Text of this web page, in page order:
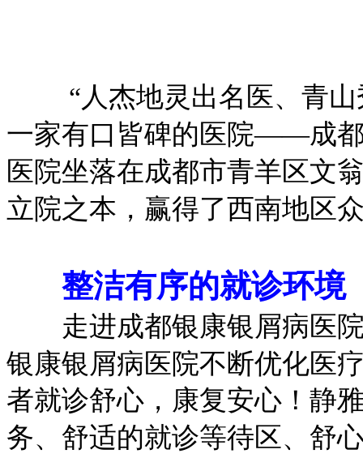
“人杰地灵出名医、青山
一家有口皆碑的医院——成
医院坐落在成都市青羊区文
立院之本，赢得了西南地区
整洁有序的就诊环境
走进成都银康银屑病医院
银康银屑病医院不断优化医
者就诊舒心，康复安心！ 静
务、舒适的就诊等待区、舒